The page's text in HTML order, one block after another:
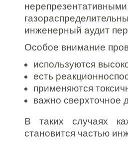
инженерный аудит
Особое внимание
используются
есть
применяются
важно сверхточное
В таких случаях
становится частью